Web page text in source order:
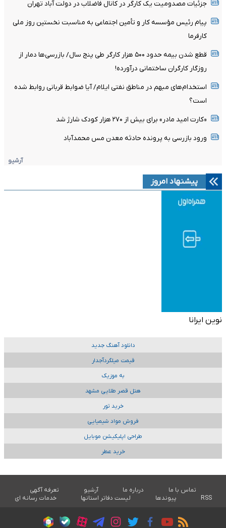
جزئیات مصدومیت یک کارگر در کانال فاضلاب در دولت آباد تهران
پیام رئیس مؤسسه کار و تأمین اجتماعی به مناسبت نخستین روز ملی
کارفرما
قطع شدن بیمه حدود ۵۰۰ هزار کارگر طی پنج سال/ بازرسی‌ها دمار از
روزگار کارگران ساختمانی درآورده!
استخدام‌های مبهم در مناطق نفتی ایلام/ آیا ضوابط قربانی روابط شده
است؟
«کارت امید مادر» برای بیش از ۲۷۰ هزار کودک شارژ شد
ورود بازرسی به پرونده حادثه معدن مس محمدآباد
آرشیو
پیشنهاد امروز
نوین ایرانا
دانلود آهنگ جدید
قیمت میلگردآجدار
به موزیک
هتل قصر طلایی مشهد
خرید تور
فروش مواد شیمیایی
طراحی اپلیکیشن موبایل
خرید عطر
تماس با ما درباره ما آرشیو
تعرفه آگهی
RSS
پیوندها لیست دفاتر استانها خدمات رسانه ای